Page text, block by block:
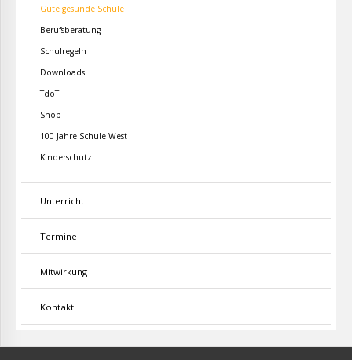
Gute gesunde Schule
Berufsberatung
Schulregeln
Downloads
TdoT
Shop
100 Jahre Schule West
Kinderschutz
Unterricht
Termine
Mitwirkung
Kontakt